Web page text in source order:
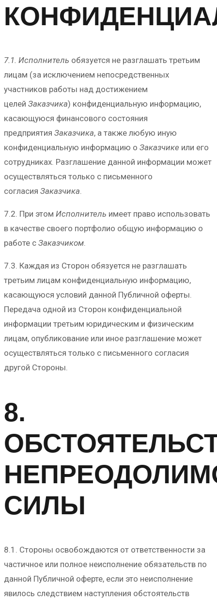
7.1. Исполнитель обязуется не разглашать третьим
лицам (за исключением непосредственных
участников работы над достижением
целей Заказчика) конфиденциальную информацию,
касающуюся финансового состояния
предприятия Заказчика, а также любую иную
конфиденциальную информацию о Заказчике или его
сотрудниках. Разглашение данной информации может
осуществляться только с письменного
согласия Заказчика.
7.2. При этом Исполнитель имеет право использовать
в качестве своего портфолио общую информацию о
работе с Заказчиком.
7.3. Каждая из Сторон обязуется не разглашать
третьим лицам конфиденциальную информацию,
касающуюся условий данной Публичной оферты.
Передача одной из Сторон конфиденциальной
информации третьим юридическим и физическим
лицам, опубликование или иное разглашение может
осуществляться только с письменного согласия
другой Стороны.
8.
СИЛЫ
8.1. Стороны освобождаются от ответственности за
частичное или полное неисполнение обязательств по
данной Публичной оферте, если это неисполнение
явилось следствием наступления обстоятельств